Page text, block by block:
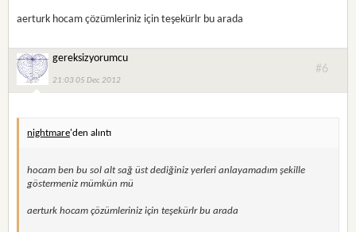
aerturk hocam çözümleriniz için teşekürlr bu arada
gereksizyorumcu
21:03 05 Dec 2012
#6
nightmare'den alıntı
hocam ben bu sol alt sağ üst dediğiniz yerleri anlayamadım şekille
göstermeniz mümkün mü
aerturk hocam çözümleriniz için teşekürlr bu arada